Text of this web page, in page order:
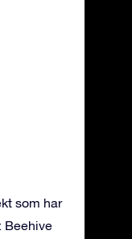
som har
Beehive